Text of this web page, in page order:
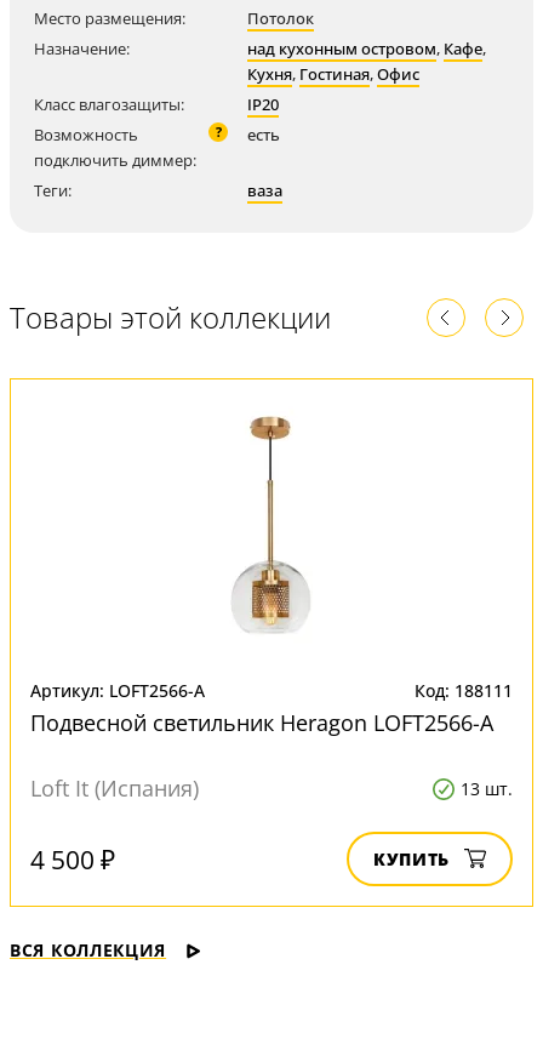
Место размещения:
Потолок
Назначение:
над кухонным островом, Кафе,
Кухня, Гостиная,Офис
Класс влагозащиты:
IP20
Возможность
подключить диммер:
? есть
Теги: ваза
Товары этой коллекции
Артикул: LOFT2566-A Код: 188111
Подвесной светильник Heragon LOFT2566-A
Loft It (Испания) 13 шт.
4 500 ₽ КУПИТЬ
ВСЯ КОЛЛЕКЦИЯ